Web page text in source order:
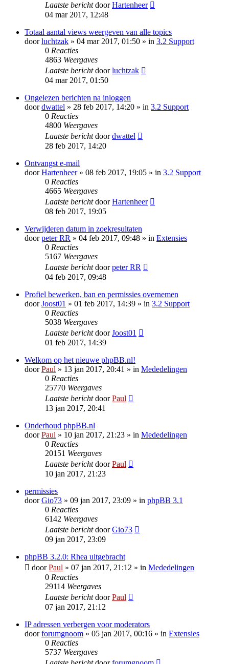
Laatste berichtdoorHartenheer
04 mar 2017, 12:48
Totaal aantal views weergeven van alle topics
doorluchtzak » 04 mar 2017, 01:50 » in 3.2 Support
0 Reacties
4863 Weergaves
Laatste berichtdoorluchtzak
04 mar 2017, 01:50
Ongelezen berichten na inloggen
doordwattel » 28 feb 2017, 14:20 » in 3.2 Support
0 Reacties
4800 Weergaves
Laatste berichtdoordwattel
28 feb 2017, 14:20
Ontvangst e-mail
doorHartenheer» 08 feb 2017, 19:05 » in 3.2 Support
0 Reacties
4665 Weergaves
Laatste berichtdoorHartenheer
08 feb 2017, 19:05
Verwijderen datum in zoekresultaten
doorpeter RR » 04 feb 2017, 09:48 » in Extensies
0 Reacties
5167 Weergaves
Laatste berichtdoorpeter RR
04 feb 2017, 09:48
Profiel bewerken, ban en permissies overnemen
doorJoost01 » 01 feb 2017, 14:39 » in 3.2 Support
0 Reacties
5038 Weergaves
Laatste berichtdoorJoost01
01 feb 2017, 14:39
Welkom op het nieuwe phpBB.nl!
doorPaul » 13 jan 2017, 20:41 » in Mededelingen
0 Reacties
25770 Weergaves
Laatste berichtdoorPaul
13 jan 2017, 20:41
Onderhoud phpBB.nl
doorPaul » 10 jan 2017, 21:23 » in Mededelingen
0 Reacties
20151 Weergaves
Laatste berichtdoorPaul
10 jan 2017, 21:23
permissies
doorGio73 » 09 jan 2017, 23:09 » in phpBB 3.1
0 Reacties
6142 Weergaves
Laatste berichtdoorGio73
09 jan 2017, 23:09
phpBB 3.2.0: Rhea uitgebracht
doorPaul » 07 jan 2017, 21:12 » in Mededelingen
0 Reacties
29114 Weergaves
Laatste berichtdoorPaul
07 jan 2017, 21:12
IP adressen verbergen voor moderators
doorforumgnoom » 05 jan 2017, 00:16 » in Extensies
0 Reacties
5737 Weergaves